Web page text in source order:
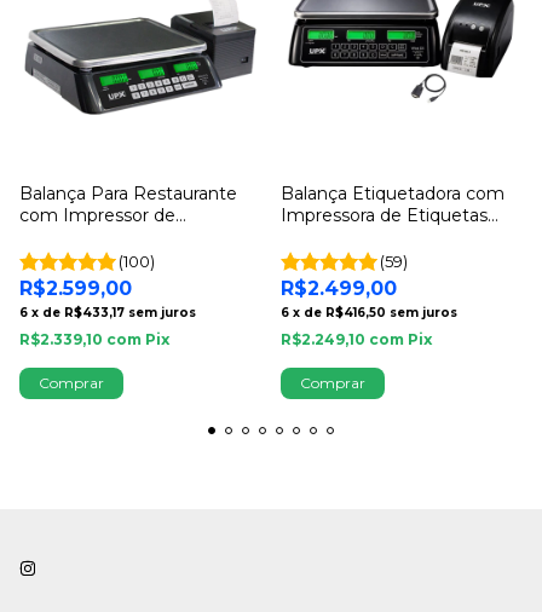
Balança Para Restaurante
com Impressor de
Combo Restaurante UPX
(100)
R$2.599,00
6 x de R$433,17 sem juros
R$2.339,10 com Pix
Balança Etiquetadora com
Impressora de Etiquetas
Inmetro
(59)
R$2.499,00
6 x de R$416,50 sem juros
R$2.249,10 com Pix